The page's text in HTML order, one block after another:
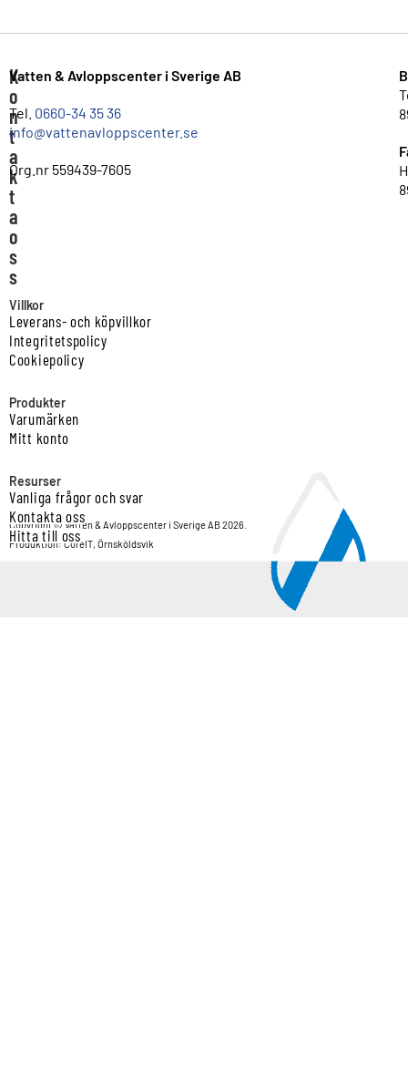
K
o
n
t
a
k
t
a
o
s
s
Vatten & Avloppscenter i Sverige AB
Tel. 0660-34 35 36
info@vattenavloppscenter.se
Org.nr 559439-7605
Villkor
Leverans- och köpvillkor
Integritetspolicy
Cookiepolicy
Produkter
Varumärken
Mitt konto
Resurser
Vanliga frågor och svar
Kontakta oss
Hitta till oss
Copyright © Vatten & Avloppscenter i Sverige AB 2026.
Produktion: CoreIT, Örnsköldsvik